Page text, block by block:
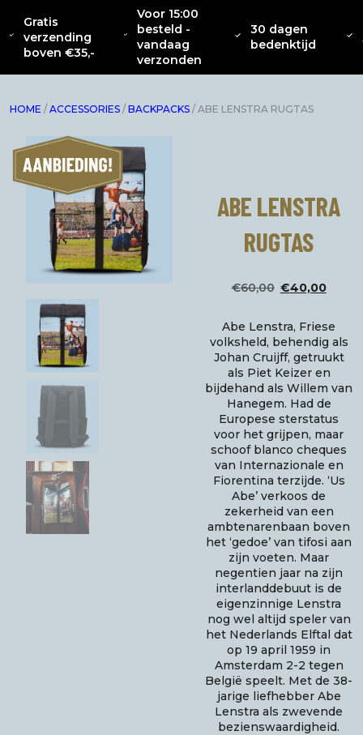
Gratis
verzending
boven €35,-
Voor 15:00
besteld -
vandaag
verzonden
30 dagen
bedenktijd
OVER
ONS
NIEUW
CATENACCIO
COLLECTIE
KLEDING INTERIEUR
HOME / ACCESSORIES / BACKPACKS / ABE LENSTRA RUGTAS
ABE LENSTRA
RUGTAS
€60,00
was:
€60,00.
€40,00
is:
Abe Lenstra, Friese
volksheld, behendig als
Johan Cruijff, getruukt
als Piet Keizer en
bijdehand als Willem van
Hanegem. Had de
Europese sterstatus
voor het grijpen, maar
schoof blanco cheques
van Internazionale en
Fiorentina terzijde. ‘Us
Abe’ verkoos de
zekerheid van een
ambtenarenbaan boven
het ‘gedoe’ van tifosi aan
zijn voeten. Maar
negentien jaar na zijn
interlanddebuut is de
eigenzinnige Lenstra
nog wel altijd speler van
het Nederlands Elftal dat
op 19 april 1959 in
Amsterdam 2-2 tegen
België speelt. Met de 38-
jarige liefhebber Abe
Lenstra als zwevende
bezienswaardigheid.